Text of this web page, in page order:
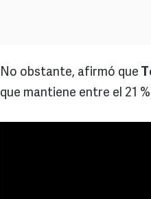
No obstante, afirmó que
que mantiene entre el 21